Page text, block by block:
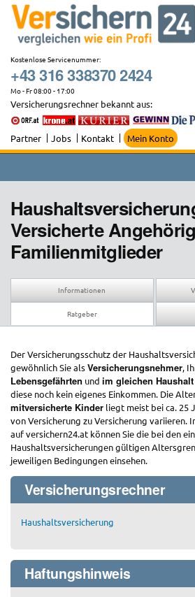
Zum
Inhalt
springen
Kostenlose Servicenummer:
+43 316 338370 2424
Mo - Fr 08:00 - 17:00
Versicherungsrechner bekannt aus:
Partner Jobs Kontakt Mein Konto
Versicherte
Familienmitglieder
Informationen
Ratgeber
Der Versicherungsschutz der
gewöhnlich Sie alsVersicherungsnehmer,
Lebensgefährten und im gleichen
diese noch kein eigenes Einkommen. Die
mitversicherte Kinder liegt meist bei ca. 25
von Versicherung zu Versicherung variieren.
auf versichern24.at können Sie die bei den
Haushaltsversicherungen gültigen
jeweiligen Bedingungen einsehen.
Versicherungsrechner
Haushaltsversicherung
Haftungshinweis